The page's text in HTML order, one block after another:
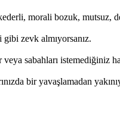
morali bozuk, mutsuz,
zevk almıyorsanız.
sabahları istemediğiniz
bir yavaşlamadan